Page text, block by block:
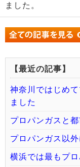
ました。
【最近の記事】
神奈川ではじめ
ました
プロパンガスと
プロパンガス以
横浜では最もプ